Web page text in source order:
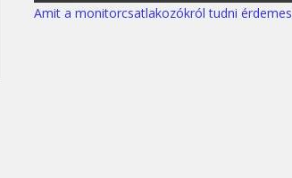
Amit a monitorcsatlakozókról tudni érdemes